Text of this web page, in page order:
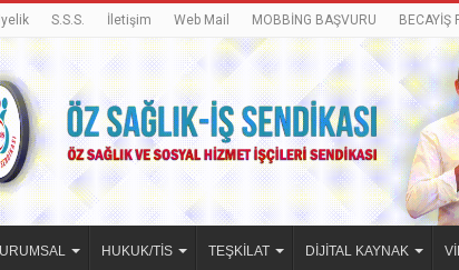
S.S.S. İletişim Web Mail MOBBİNG BAŞVURU BECAYİŞ
HUKUK/TİS TEŞKİLAT DİJİTAL KAYNAK